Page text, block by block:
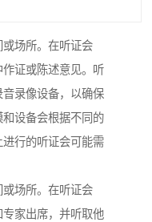
场所。在听证会
证或陈述意见。听
录像设备，以确保
设备会根据不同的
行的听证会可能需
场所。在听证会
家出席，并听取他